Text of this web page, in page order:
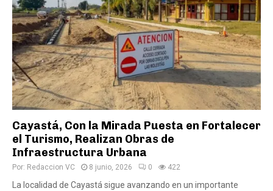
Cayastá, Con la Mirada Puesta en Fortalecer
el Turismo, Realizan Obras de
Infraestructura Urbana
Por: Redaccion VC 8 junio, 2026 0 422
La localidad de Cayastá sigue avanzando en un importante